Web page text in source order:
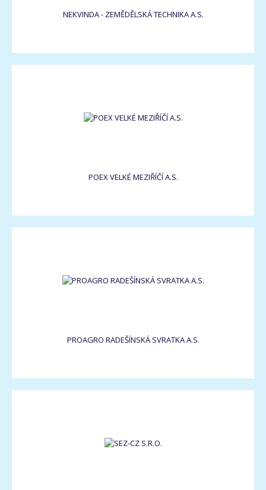
NEKVINDA - ZEMĚDĚLSKÁ TECHNIKA A.S.
POEX VELKÉ MEZIŘÍČÍ A.S.
PROAGRO RADEŠÍNSKÁ SVRATKA A.S.